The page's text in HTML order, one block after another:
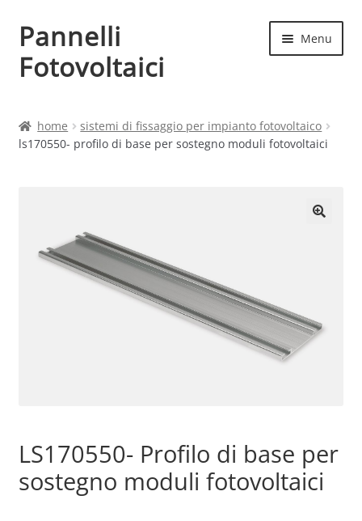
Vai
alla
navigazione
Vai
al
contenuto
Pannelli
Fotovoltaici
Menu
Cart
Chi siamo
Contatti
Shop
home
sistemi di fissaggio per impianto fotovoltaico
ls170550- profilo di base per sostegno moduli fotovoltaici
LS170550- Profilo di base per
sostegno moduli fotovoltaici